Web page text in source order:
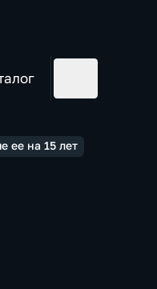
ее на 15 лет